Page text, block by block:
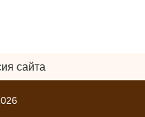
сайта